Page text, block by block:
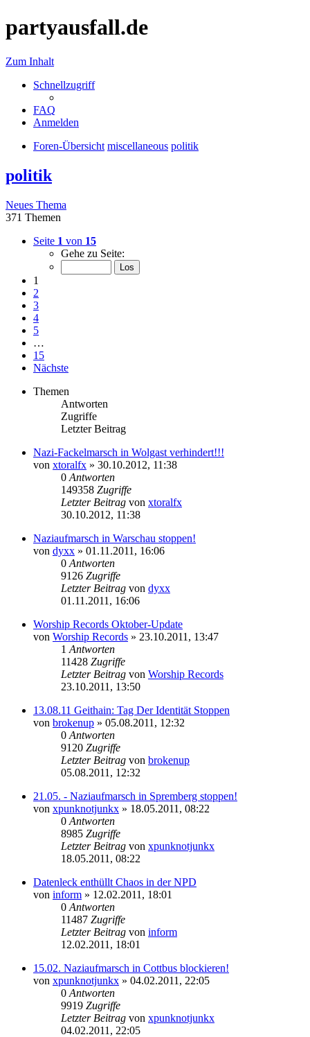
partyausfall.de
Zum Inhalt
Schnellzugriff
FAQ
Anmelden
Foren-Übersicht miscellaneous politik
politik
Neues Thema
371 Themen
Seite 1 von 15
Gehe zu Seite:
1
2
3
4
5
…
15
Nächste
Themen
Antworten
Zugriffe
Letzter Beitrag
Nazi-Fackelmarsch in Wolgast verhindert!!!
von xtoralfx » 30.10.2012, 11:38
0 Antworten
149358 Zugriffe
Letzter Beitrag von xtoralfx
30.10.2012, 11:38
Naziaufmarsch in Warschau stoppen!
von dyxx » 01.11.2011, 16:06
0 Antworten
9126 Zugriffe
Letzter Beitrag von dyxx
01.11.2011, 16:06
Worship Records Oktober-Update
von Worship Records » 23.10.2011, 13:47
1 Antworten
11428 Zugriffe
Letzter Beitrag von Worship Records
23.10.2011, 13:50
13.08.11 Geithain: Tag Der Identität Stoppen
von brokenup » 05.08.2011, 12:32
0 Antworten
9120 Zugriffe
Letzter Beitrag von brokenup
05.08.2011, 12:32
21.05. - Naziaufmarsch in Spremberg stoppen!
von xpunknotjunkx » 18.05.2011, 08:22
0 Antworten
8985 Zugriffe
Letzter Beitrag von xpunknotjunkx
18.05.2011, 08:22
Datenleck enthüllt Chaos in der NPD
von inform » 12.02.2011, 18:01
0 Antworten
11487 Zugriffe
Letzter Beitrag von inform
12.02.2011, 18:01
15.02. Naziaufmarsch in Cottbus blockieren!
von xpunknotjunkx » 04.02.2011, 22:05
0 Antworten
9919 Zugriffe
Letzter Beitrag von xpunknotjunkx
04.02.2011, 22:05